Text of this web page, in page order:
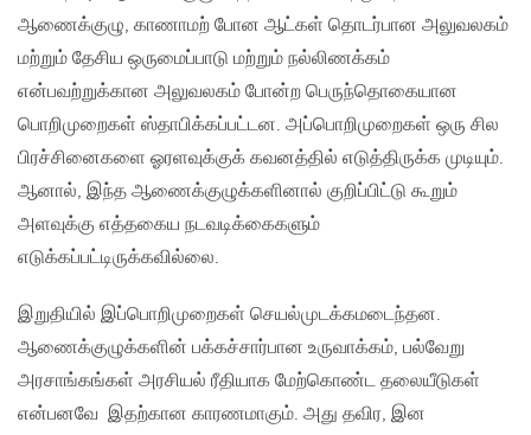
ஆணைக்குழு, காணாமற் போன ஆட்கள் தொடர்பான அலுவலகம்
மற்றும் தேசிய ஒருமைப்பாடு மற்றும் நல்லிணக்கம்
என்பவற்றுக்கான அலுவலகம் போன்ற பெருந்தொகையான
பொறிமுறைகள் ஸ்தாபிக்கப்பட்டன. அப்பொறிமுறைகள் ஒரு சில
பிரச்சினைகளை ஓரளவுக்குக் கவனத்தில் எடுத்திருக்க முடியும்.
ஆனால், இந்த ஆணைக்குழுக்களினால் குறிப்பிட்டு கூறும்
அளவுக்கு எத்தகைய நடவடிக்கைகளும்
எடுக்கப்பட்டிருக்கவில்லை.
இறுதியில் இப்பொறிமுறைகள் செயல்முடக்கமடைந்தன.
ஆணைக்குழுக்களின் பக்கச்சார்பான உருவாக்கம், பல்வேறு
அரசாங்கங்கள் அரசியல் ரீதியாக மேற்கொண்ட தலையீடுகள்
என்பனவே இதற்கான காரணமாகும். அது தவிர, இன